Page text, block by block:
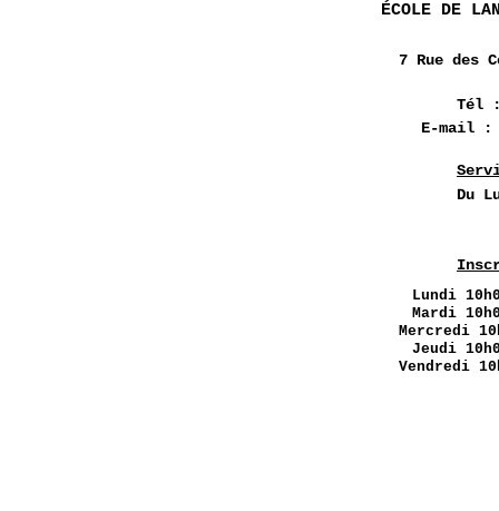
ÉCOLE DE
7 Rue des
Tél
E-mail
Du
Lundi
Mardi
Mercredi
Jeudi
Vendredi